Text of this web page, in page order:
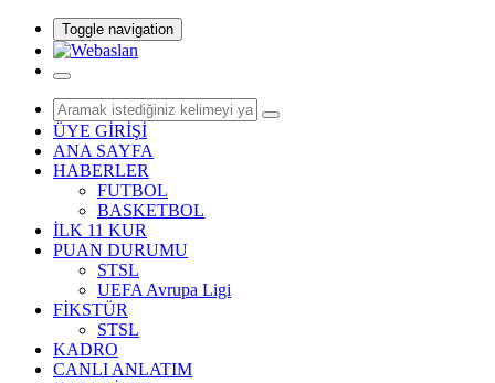
Toggle navigation
ÜYE GİRİŞİ
ANA SAYFA
HABERLER
FUTBOL
BASKETBOL
İLK 11 KUR
PUAN DURUMU
STSL
UEFA Avrupa Ligi
FİKSTÜR
STSL
KADRO
CANLI ANLATIM